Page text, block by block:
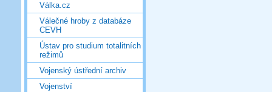
Válka.cz
Válečné hroby z databáze
CEVH
Ústav pro studium totalitních
režimů
Vojenský ústřední archiv
Vojenství